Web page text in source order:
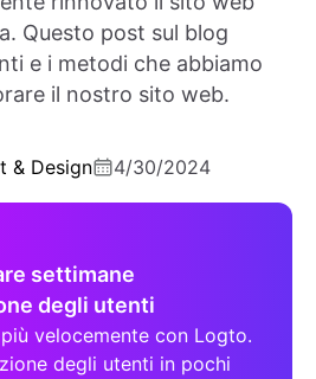
Questo post sul blog
e i metodi che abbiamo
il nostro sito web.
& Design 4/30/2024
settimane
degli utenti
velocemente con Logto.
degli utenti in pochi